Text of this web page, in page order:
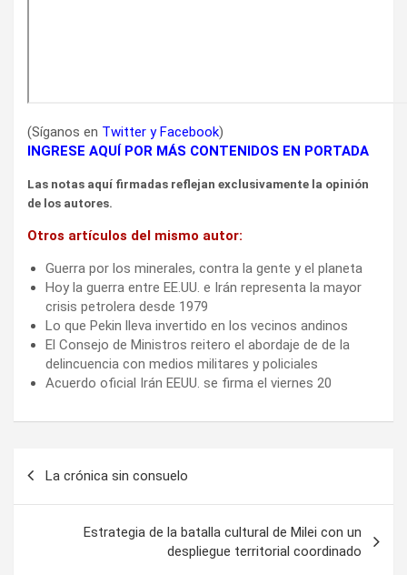
(Síganos en Twitter yFacebook)
INGRESE AQUÍ POR MÁS CONTENIDOS EN PORTADA
Las notas aquí firmadas reflejan exclusivamente la opinión
de los autores.
Otros artículos del mismo autor:
Guerra por los minerales, contra la gente y el planeta
Hoy la guerra entre EE.UU. e Irán representa la mayor
crisis petrolera desde 1979
Lo que Pekin lleva invertido en los vecinos andinos
El Consejo de Ministros reitero el abordaje de de la
delincuencia con medios militares y policiales
Acuerdo oficial Irán EEUU. se firma el viernes 20
entradas
La crónica sin consuelo
Estrategia de la batalla cultural de Milei con un
despliegue territorial coordinado